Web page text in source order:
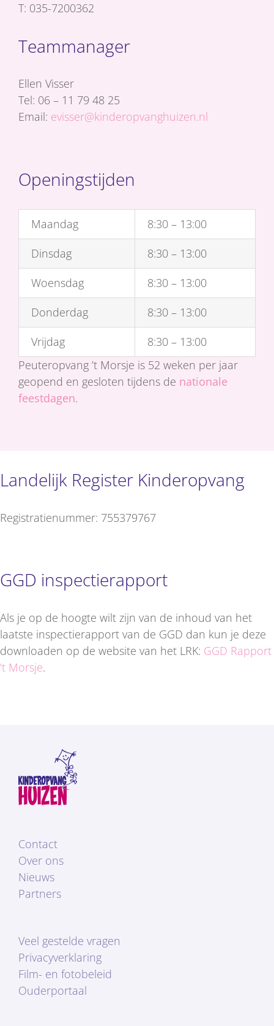
T: 035-7200362
Teammanager
Ellen Visser
Tel: 06 – 11 79 48 25
Email: evisser@kinderopvanghuizen.nl
Openingstijden
Maandag
8:30 – 13:00
Dinsdag
8:30 – 13:00
Woensdag
8:30 – 13:00
Donderdag
8:30 – 13:00
Vrijdag
8:30 – 13:00
Peuteropvang ’t Morsje is 52 weken per jaar
geopend en gesloten tijdens de nationale
feestdagen.
Landelijk Register Kinderopvang
Registratienummer: 755379767
GGD inspectierapport
Als je op de hoogte wilt zijn van de inhoud van het
laatste inspectierapport van de GGD dan kun je deze
downloaden op de website van het LRK: GGD Rapport
‘t Morsje.
Contact
Over ons
Nieuws
Partners
Veel gestelde vragen
Privacyverklaring
Film- en fotobeleid
Ouderportaal